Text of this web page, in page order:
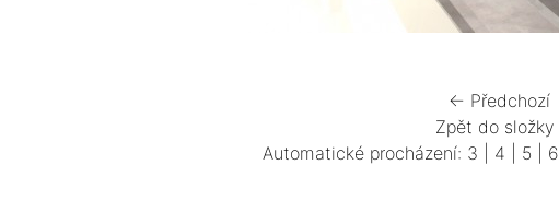
← Předchozí
Zpět do složky
Automatické procházení: 3 4 5 6